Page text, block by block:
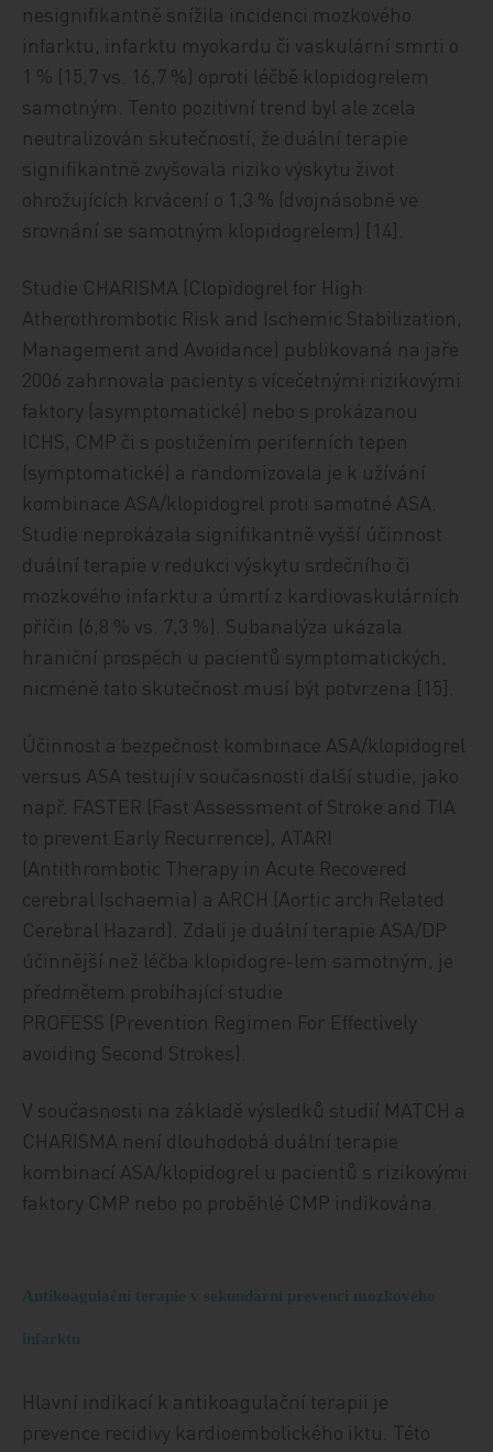
nesignifikantně snížila incidenci mozkového
infarktu, infarktu myokardu či vaskulární smrti o
1 % (15,7 vs. 16,7 %) oproti léčbě klopidogrelem
samotným. Tento pozitivní trend byl ale zcela
neutralizován skutečností, že duální terapie
signifikantně zvyšovala riziko výskytu život
ohrožujících krvácení o 1,3 % (dvojnásobně ve
srovnání se samotným klopidogrelem) [14].
Studie CHARISMA (Clopidogrel for High
Atherothrombotic Risk and Ischemic Stabilization,
Management and Avoidance) publikovaná na jaře
2006 zahrnovala pacienty s vícečetnými rizikovými
faktory (asymptomatické) nebo s prokázanou
ICHS, CMP či s postižením periferních tepen
(symptomatické) a randomizovala je k užívání
kombinace ASA/klopidogrel proti samotné ASA.
Studie neprokázala signifikantně vyšší účinnost
duální terapie v redukci výskytu srdečního či
mozkového infarktu a úmrtí z kardiovaskulárních
příčin (6,8 % vs. 7,3 %). Subanalýza ukázala
hraniční prospěch u pacientů symptomatických,
nicméně tato skutečnost musí být potvrzena [15].
Účinnost a bezpečnost kombinace ASA/klopidogrel
versus ASA testují v současnosti další studie, jako
např. FASTER (Fast Assessment of Stroke and TIA
to prevent Early Recurrence), ATARI
(Antithrombotic Therapy in Acute Recovered
cerebral Ischaemia) a ARCH (Aortic arch Related
Cerebral Hazard). Zdali je duální terapie ASA/DP
účinnější než léčba klopidogre-lem samotným, je
předmětem probíhající studie
PROFESS (Prevention Regimen For Effectively
avoiding Second Strokes).
V současnosti na základě výsledků studií MATCH a
CHARISMA není dlouhodobá duální terapie
kombinací ASA/klopidogrel u pacientů s rizikovými
faktory CMP nebo po proběhlé CMP indikována.
Antikoagulační terapie v sekundární prevenci mozkového
infarktu
Hlavní indikací k antikoagulační terapii je
prevence recidivy kardioembolického iktu. Této